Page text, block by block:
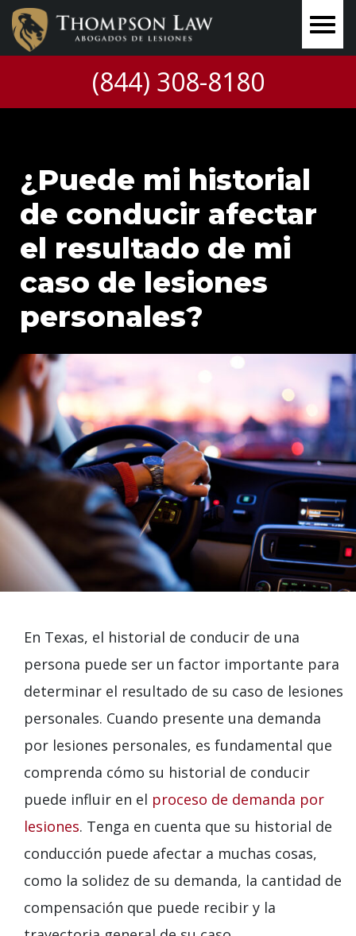
(844) 308-8180
¿Puede mi historial
de conducir afectar
el resultado de mi
caso de lesiones
personales?
En Texas, el historial de conducir de una
persona puede ser un factor importante para
determinar el resultado de su caso de lesiones
personales. Cuando presente una demanda
por lesiones personales, es fundamental que
comprenda cómo su historial de conducir
puede influir en el proceso de demanda por
lesiones. Tenga en cuenta que su historial de
conducción puede afectar a muchas cosas,
como la solidez de su demanda, la cantidad de
compensación que puede recibir y la